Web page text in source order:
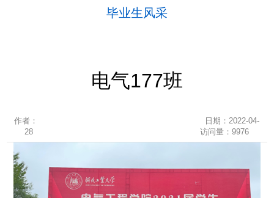
毕业生风采
电气177班
作者：
日期：2022-04-
28
访问量：9976